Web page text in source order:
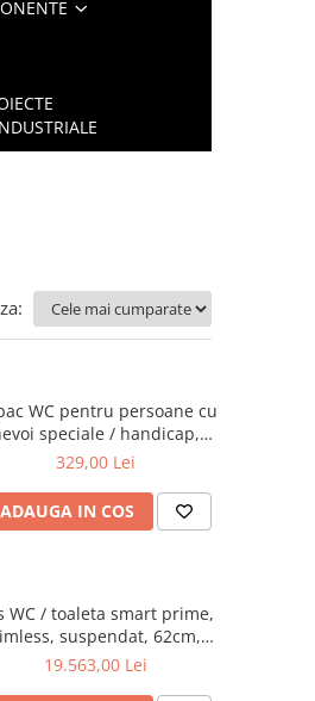
WC pentru persoane cu
speciale / handicap,
duroplast, crossbar cu
sus | 128-003-006
329,00 Lei
ADAUGA IN COS
WC / toaleta smart prime,
suspendat, 62cm,
fixare ascunsa | 7231B403-
19.563,00 Lei